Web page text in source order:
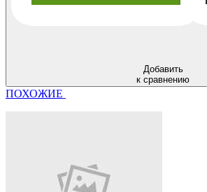
Добавить
к сравнению
ПОХОЖИЕ